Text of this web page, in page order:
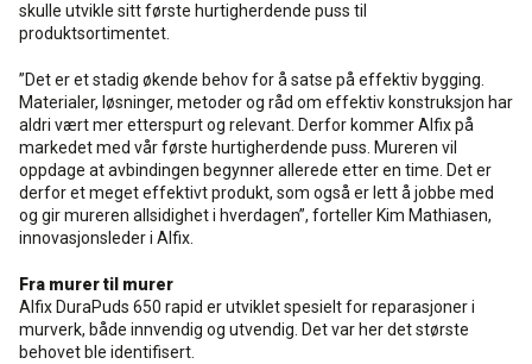
skulle utvikle sitt første hurtigherdende puss til
produktsortimentet.
”Det er et stadig økende behov for å satse på effektiv bygging.
Materialer, løsninger, metoder og råd om effektiv konstruksjon har
aldri vært mer etterspurt og relevant. Derfor kommer Alfix på
markedet med vår første hurtigherdende puss. Mureren vil
oppdage at avbindingen begynner allerede etter en time. Det er
derfor et meget effektivt produkt, som også er lett å jobbe med
og gir mureren allsidighet i hverdagen”, forteller Kim Mathiasen,
innovasjonsleder i Alfix.
Fra murer til murer
Alfix DuraPuds 650 rapid er utviklet spesielt for reparasjoner i
murverk, både innvendig og utvendig. Det var her det største
behovet ble identifisert.